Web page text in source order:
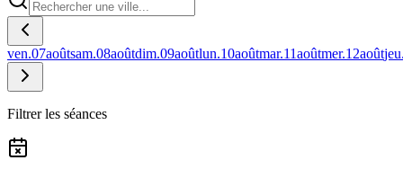
ven.07aoûtsam.08aoûtdim.09aoûtlun.10aoûtmar.11aoûtmer.12août
Filtrer les séances